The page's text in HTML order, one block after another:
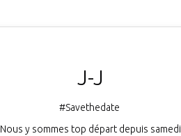
J-J
#Savethedate
Nous y sommes top départ depuis samedi